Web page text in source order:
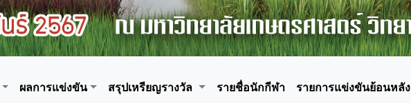
ผลการแข่งขัน สรุปเหรียญรางวัล รายชื่อนักกีฬา รายการแข่งขันย้อนหลัง